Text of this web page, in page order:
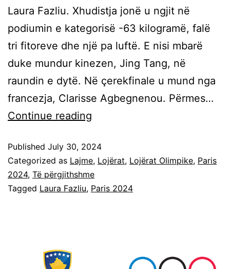
Laura Fazliu. Xhudistja jonë u ngjit në
podiumin e kategorisë -63 kilogramë, falë
tri fitoreve dhe një pa luftë. E nisi mbarë
duke mundur kinezen, Jing Tang, në
raundin e dytë. Në çerekfinale u mund nga
francezja, Clarisse Agbegnenou. Përmes…
Continue reading
Published July 30, 2024
Categorized as Lajme, Lojërat, Lojërat Olimpike, Paris
2024, Të përgjithshme
Tagged Laura Fazliu, Paris 2024